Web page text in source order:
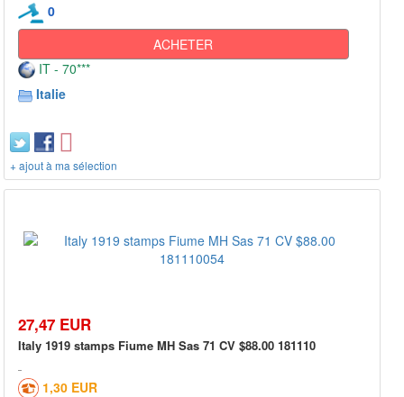
0
ACHETER
IT - 70***
Italie
+ ajout à ma sélection
27,47 EUR
Italy 1919 stamps Fiume MH Sas 71 CV $88.00 181110
1,30 EUR